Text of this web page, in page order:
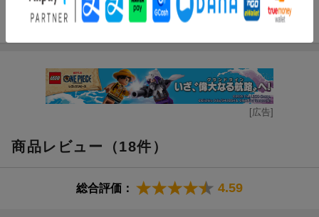
エゴイズム千変万化！ カオスが極まるマンシャイン・C戦!!
逆転リードの『新英雄大戦』第3戦。カイザーに邪魔された潔は、
凪に起きた決定的変化が、戦場に未曽有の混沌を巻き起こすこと
に！ 進化の術は“超越視界”の完全習得！ 全てを凌駕せよ、潔 世
[広告]
商品レビュー（18件）
総合評価： 4.59